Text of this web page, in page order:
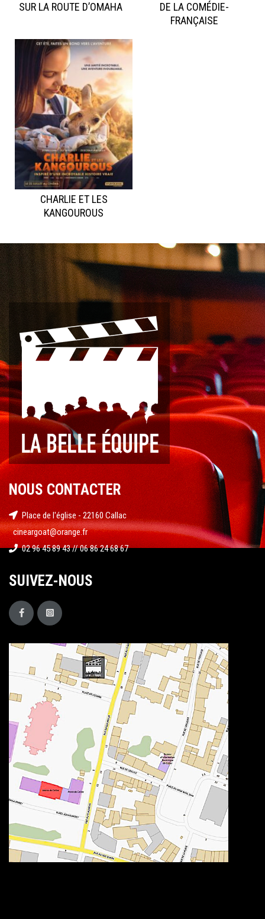
SUR LA ROUTE D’OMAHA
DE LA COMÉDIE-
FRANÇAISE
CHARLIE ET LES
KANGOUROUS
NOUS CONTACTER
Place de l'église - 22160 Callac
cineargoat@orange.fr
02 96 45 89 43 // 06 86 24 68 67
SUIVEZ-NOUS